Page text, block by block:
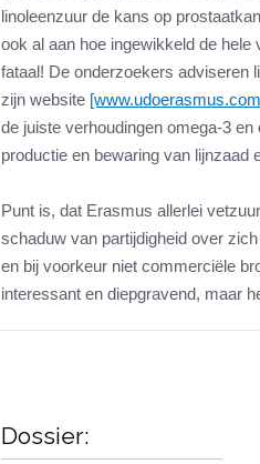
linoleenzuur de kans op
ook al aan hoe ingewikkeld de
fataal! De onderzoekers adviseren
zijn website
de juiste verhoudingen omega-3
productie en bewaring van lijnzaad
Punt is, dat Erasmus allerlei
schaduw van partijdigheid over
en bij voorkeur niet commerciële
interessant en diepgravend, maar
Dossier: